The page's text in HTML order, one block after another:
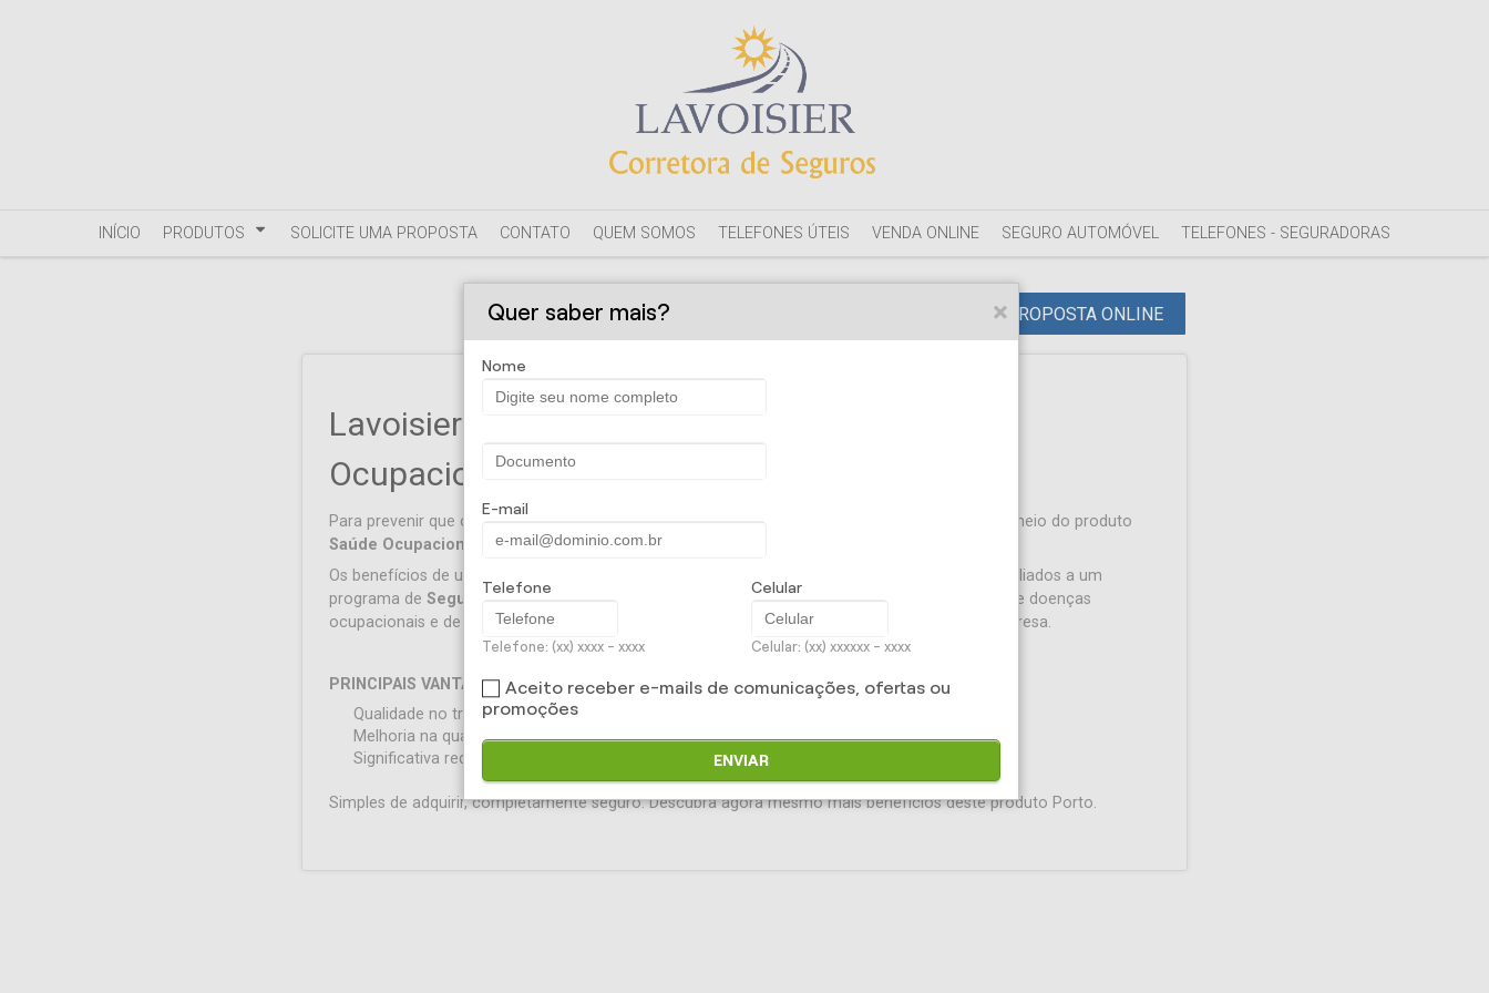
INÍCIO PRODUTOS SOLICITE UMA PROPOSTA CONTATO QUEM SOMOS TELEFONES ÚTEIS VENDA ONLINE SEGURO AUTOMÓVEL TELEFONES - SEGURADORAS
PROPOSTA ONLINE
Lavoisier Corretora de Seguros - Seguro Saúde
Ocupacional
Para prevenir que os riscos ocupacionais prejudiquem a saúde de sua empresa, trazemos por meio do produto
Saúde Ocupacional e Segurança no Trabalho,
Os benefícios de uma ação eficiente para melhoria do ambiente e das condições de trabalho, aliados a um
programa de Segurança e Saúde Ocupaciona
l, permitem redução no número de acidentes, de doenças
ocupacionais e de absenteísmo e aumento da produtividade e dos resultados positivos da empresa.
PRINCIPAIS VANTAGENS:
Qualidade no trabalho.
Melhoria na qualidade de vida dos funcionários.
Significativa redução do absenteísmo e do presenteísmo.
Simples de adquirir, completamente seguro. Descubra agora mesmo mais benefícios deste produto Porto.
Quer saber mais?
Nome
E-mail
Telefone
Telefone: (xx) xxxx - xxxx
Celular
Celular: (xx) xxxxxx - xxxx
Aceito receber e-mails de comunicações, ofertas ou
promoções
ENVIAR